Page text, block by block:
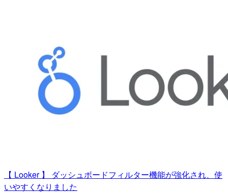
【 Looker 】 ダッシュボードフィルター機能が強化され、使
いやすくなりました